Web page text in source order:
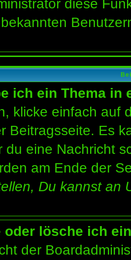
diese
ich ein Thema in
klicke einfach auf
Beitragsseite. Es
du eine Nachricht
am Ende der
Du kannst an
oder lösche ich
der